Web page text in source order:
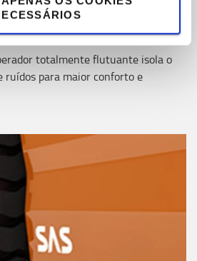
totalmente flutuante
totalmente flutuante isola o
ruídos para maior conforto e